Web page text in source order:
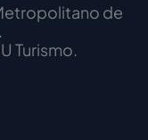
de
Turismo.